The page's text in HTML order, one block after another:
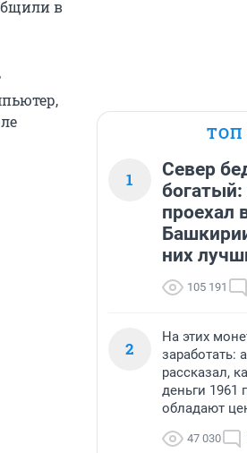
в
ТОП
1
Север
проехал
них
105 191
2
На этих
заработать:
рассказал,
деньги 1961
обладают
47 030